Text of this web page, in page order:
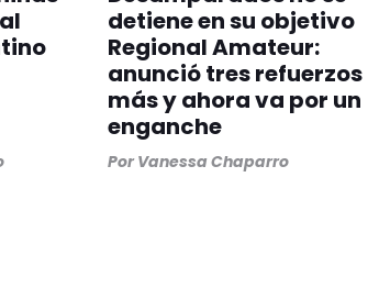
detiene en su objetivo
Regional Amateur:
anunció tres refuerzos
más y ahora va por un
enganche
Por Vanessa Chaparro